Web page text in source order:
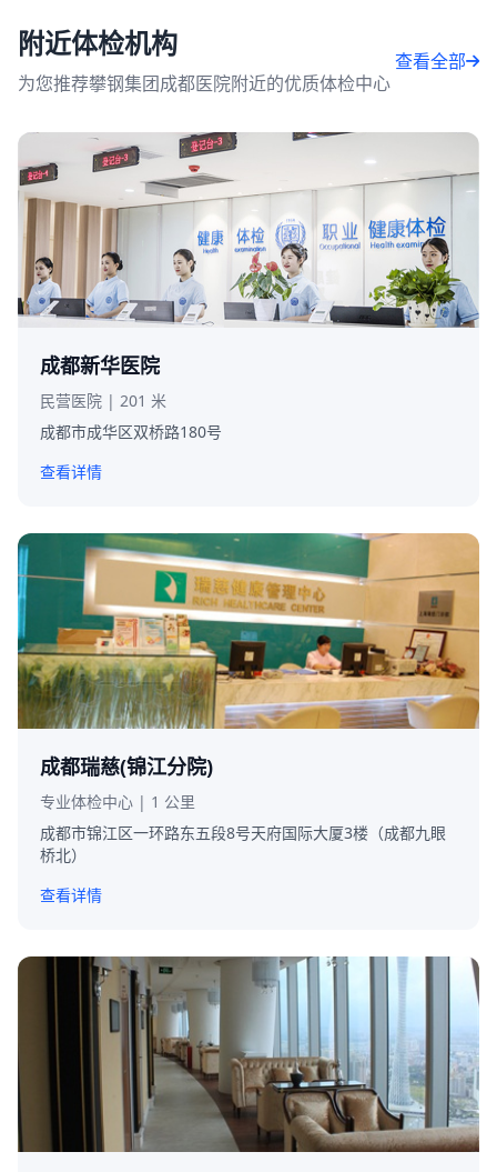
附近体检机构
为您推荐攀钢集团成都医院附近的优质体检中心
查看全部
成都新华医院
民营医院 | 201 米
成都市成华区双桥路180号
查看详情
成都瑞慈(锦江分院)
专业体检中心 | 1 公里
成都市锦江区一环路东五段8号天府国际大厦3楼（成都九眼
桥北）
查看详情